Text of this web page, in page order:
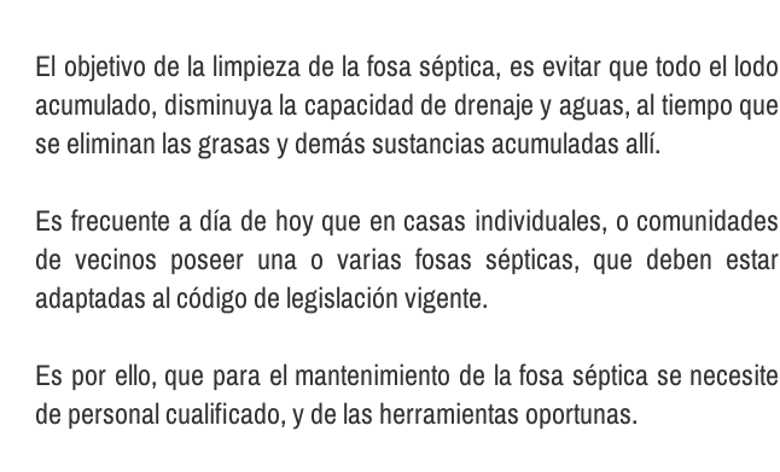
El objetivo de la limpieza de la fosa séptica, es evitar que todo el lodo
acumulado, disminuya la capacidad de drenaje y aguas, al tiempo que
se eliminan las grasas y demás sustancias acumuladas allí­.
Es frecuente a dí­a de hoy que en casas individuales, o comunidades
de vecinos poseer una o varias fosas sépticas, que deben estar
adaptadas al código de legislación vigente.
Es por ello, que para el mantenimiento de la fosa séptica se necesite
de personal cualificado, y de las herramientas oportunas.